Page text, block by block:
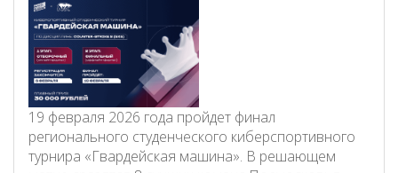
19 февраля 2026 года пройдет финал
регионального студенческого киберспортивного
турнира «Гвардейская машина». В решающем